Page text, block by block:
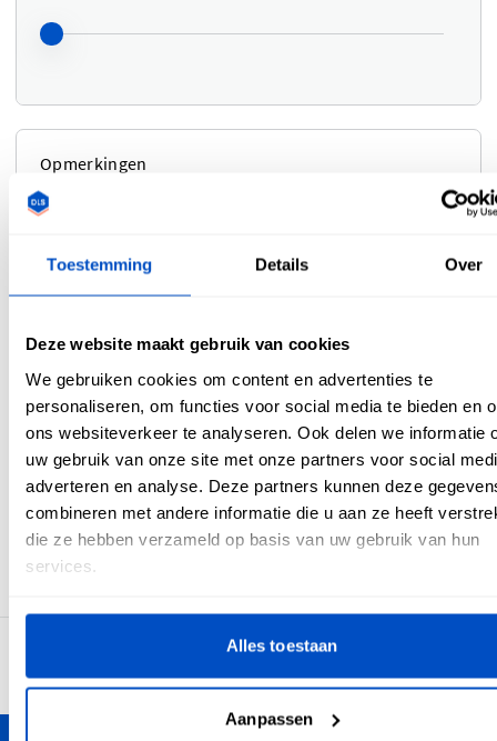
Toestemming Details Over
Deze website maakt gebruik van cookies
We gebruiken cookies om content en advertenties te
personaliseren, om functies voor social media te bieden en
ons websiteverkeer te analyseren. Ook delen we informatie
uw gebruik van onze site met onze partners voor social
adverteren en analyse. Deze partners kunnen deze
combineren met andere informatie die u aan ze heeft
die ze hebben verzameld op basis van uw gebruik van hun
services.
Alles toestaan
Aanpassen
Opmerkingen
Foto proof
Nee Ja